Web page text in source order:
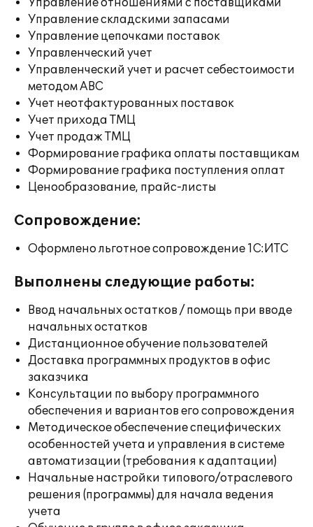
Управление отношениями с поставщиками
Управление складскими запасами
Управление цепочками поставок
Управленческий учет
Управленческий учет и расчет себестоимости
методом ABC
Учет неотфактурованных поставок
Учет прихода ТМЦ
Учет продаж ТМЦ
Формирование графика оплаты поставщикам
Формирование графика поступления оплат
Ценообразование, прайс-листы
Сопровождение:
Оформлено льготное сопровождение 1С:ИТС
Выполнены следующие работы:
Ввод начальных остатков / помощь при вводе
начальных остатков
Дистанционное обучение пользователей
Доставка программных продуктов в офис
заказчика
Консультации по выбору программного
обеспечения и вариантов его сопровождения
Методическое обеспечение специфических
особенностей учета и управления в системе
автоматизации (требования к адаптации)
Начальные настройки типового/отраслевого
решения (программы) для начала ведения
учета